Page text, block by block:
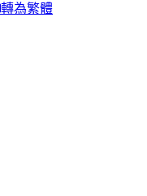
轉為繁體